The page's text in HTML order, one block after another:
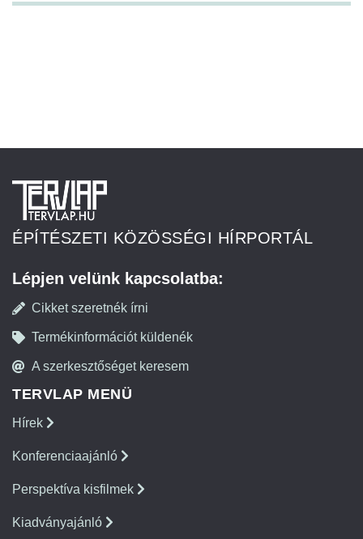
ÉPÍTÉSZETI KÖZÖSSÉGI HÍRPORTÁL
Lépjen velünk kapcsolatba:
Cikket szeretnék írni
Termékinformációt küldenék
A szerkesztőséget keresem
TERVLAP MENÜ
Hírek
Konferenciaajánló
Perspektíva kisfilmek
Kiadványajánló